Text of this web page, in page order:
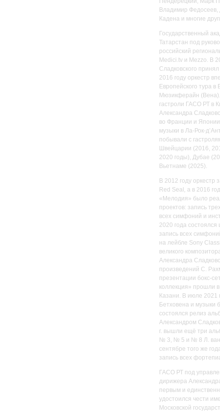
Владимир
Кадена и многие
Государственный
Татарстан под
российский
Medici.tv и Mezzo. В
Сладковского
2016 году оркестр
Европейского тура
Мюзикферайн
гастроли ГАСО РТ в
Александра
во Франции и
музыки в Ла-Рок-
побывали с
Швейцарии (2016,
2020 годы), Дубае
Вьетнаме (2025).
В 2012 году оркестр
Red Seal , а в 2016
«Мелодия» было
проектов: запись
всех симфоний и
2020 года
запись всех
на лейбле Sony
великого
Александра
произведений С.
презентации бокс-
коллекция» прошли
Казани. В июле 2021
Бетховена и музыки
состоялся релиз
Александром
г. вышли ещё три
№ 3, № 5 и № 8 Л. ван
сентябре того же
запись всех
ГАСО РТ под
дирижера
первым и
удостоился чести
Московской